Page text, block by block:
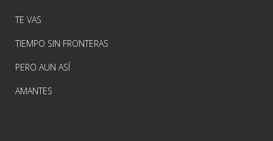
TE VAS
TIEMPO SIN FRONTERAS
PERO AUN ASÍ
AMANTES